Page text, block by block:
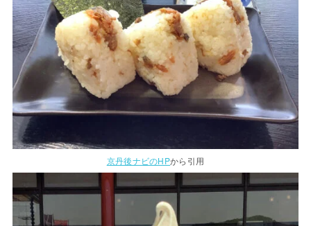
京丹後ナビのHPから引用